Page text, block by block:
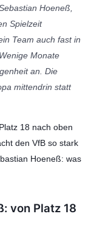
Hoeneß,
Spielzeit
Team auch fast in
Monate
an. Die
mittendrin statt
18 nach oben
den VfB so stark
Hoeneß: was
von Platz 18